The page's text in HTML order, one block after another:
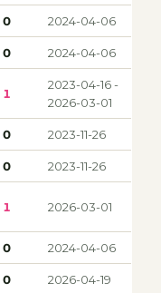
0 2024-04-06
0 2024-04-06
1
2023-04-16 -
2026-03-01
0 2023-11-26
0 2023-11-26
1 2026-03-01
0 2024-04-06
0 2026-04-19